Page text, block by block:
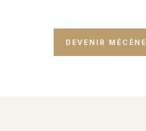
DEVENIR MÉCÈNE